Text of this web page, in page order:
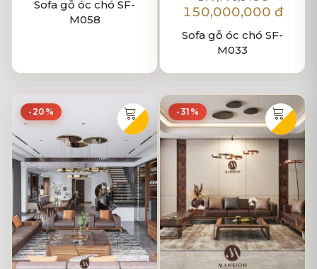
Sofa gỗ óc chó SF-
M058
150,000,000 đ
Sofa gỗ óc chó SF-
M033
-20% -31%